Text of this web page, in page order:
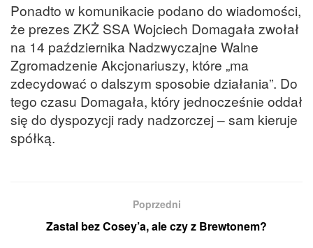
Ponadto w komunikacie podano do wiadomości,
że prezes ZKŻ SSA Wojciech Domagała zwołał
na 14 października Nadzwyczajne Walne
Zgromadzenie Akcjonariuszy, które „ma
zdecydować o dalszym sposobie działania”. Do
tego czasu Domagała, który jednocześnie oddał
się do dyspozycji rady nadzorczej – sam kieruje
spółką.
Poprzedni
Zastal bez Cosey’a, ale czy z Brewtonem?